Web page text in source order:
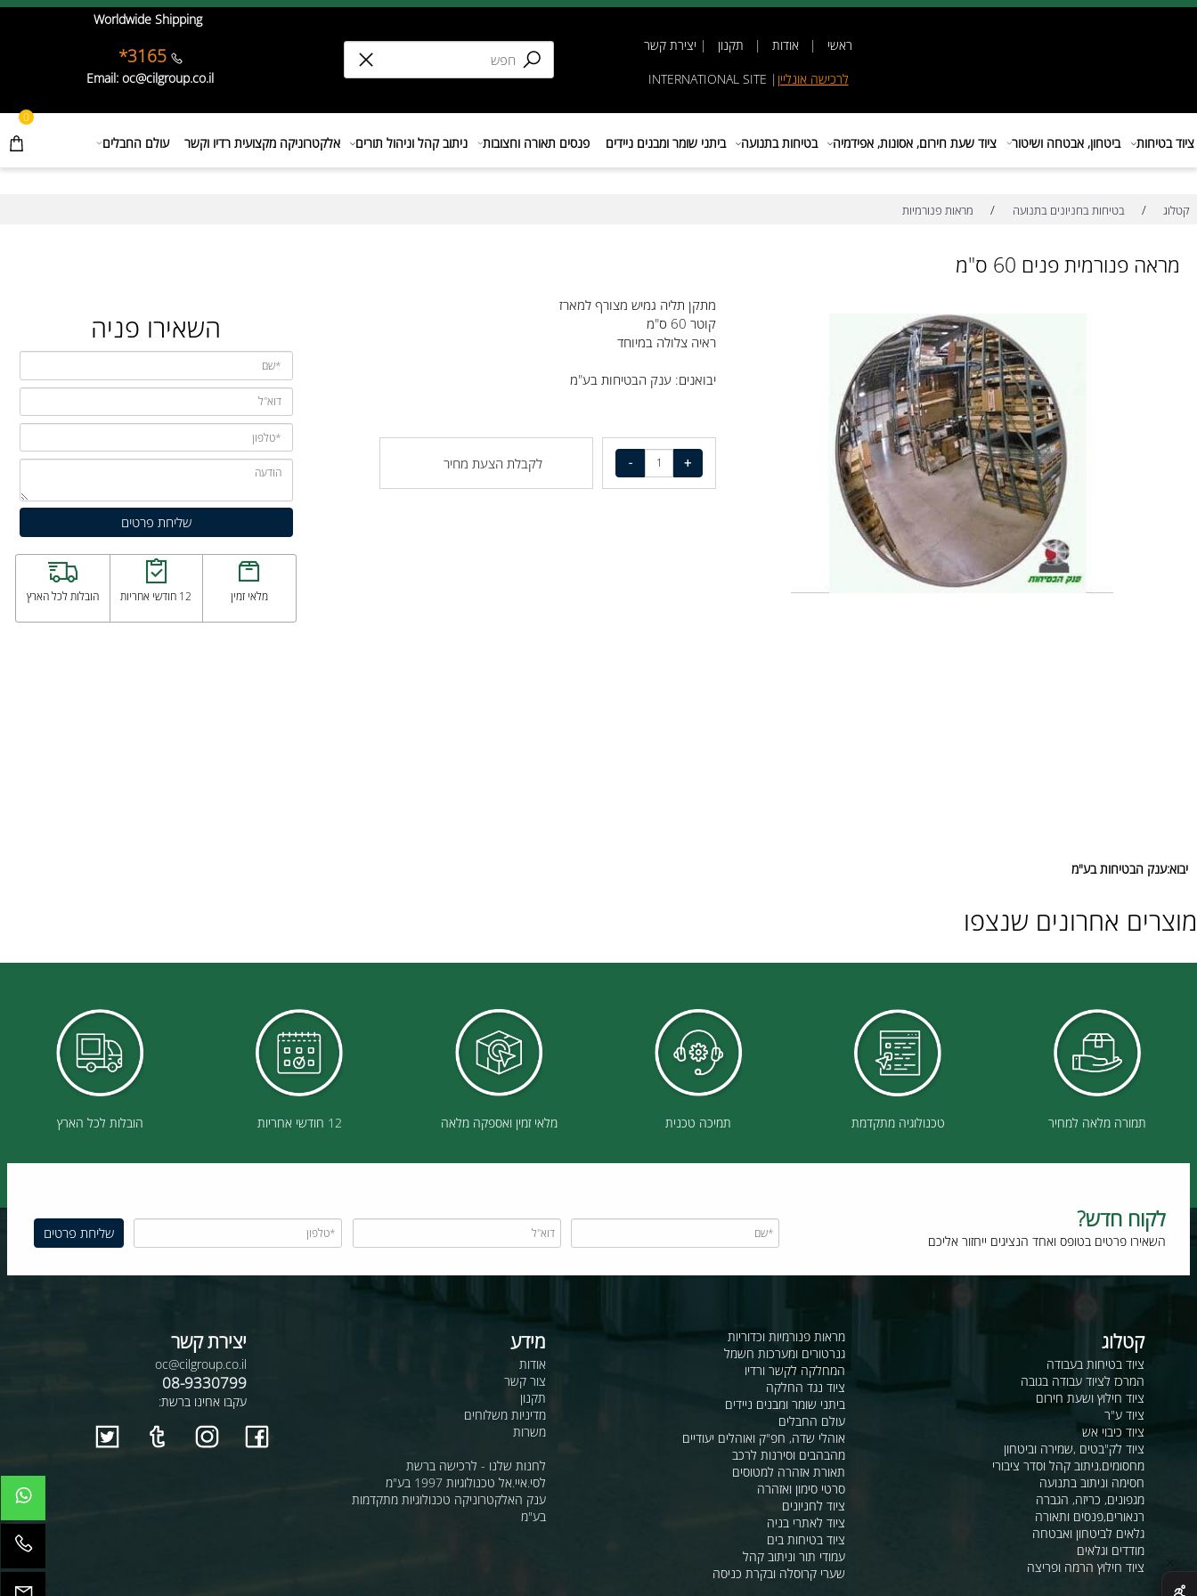
|אודות |תקנון |יצירת קשר
לרכישהאונליין|
INTERNATIONAL SITE
Worldwide Shipping
3165*
Email: oc@cilgroup.co.il
0
ביטחון, אבטחה ושיטור ציוד שעת חירום, אסונות, אפידמיה בטיחות בתנועה ביתני שומר ומבנים ניידים פנסים תאורה וחצובות ניתוב קהל וניהול תורים אלקטרוניקה מקצועית רדיו וקשר עולם החבלים
בטיחות בחניונים בתנועה / מראות פנורמיות
פנים 60 ס"מ
מתקן תליה גמיש מצורף למארז
קוטר 60 ס"מ
השאירו פניה
מלאי זמין 12 חודשי אחריות הובלות לכל הארץ
אחרונים שנצפו
תמורה מלאה למחיר טכנולוגיה מתקדמת תמיכה טכנית מלאי זמין ואספקה מלאה 12 חודשי אחריות הובלות לכל הארץ
חדש?
פרטים בטופס ואחד הנציגים ייחזור אליכם
ציוד בטיחות בעבודה
המרכז לציוד עבודה בגובה
ציוד חילוץ ושעת חירום
ציוד כיבוי אש
ציוד לק"בטים ,שמירה וביטחון
מחסומים,ניתוב קהל וסדר ציבורי
חסימה וניתוב בתנועה
מגפונים, כריזה, הגברה
רנאורים,פנסים ותאורה
מראות פנורמיות וכדוריות
גנרטורים ומערכות חשמל
המחלקה לקשר ורדיו
ציוד נגד החלקה
ביתני שומר ומבנים ניידים
עולם החבלים
אוהלי שדה, חפ"ק ואוהלים יעודיים
מהבהבים וסירנות לרכב
תאורת אזהרה למטוסים
סרטי סימון ואזהרה
ציוד לחניונים
ציוד לאתרי בניה
מידע
אודות
צור קשר
מדיניות משלוחים
משרות
לחנות שלנו - לרכישה ברשת
יצירת קשר
08-9330799